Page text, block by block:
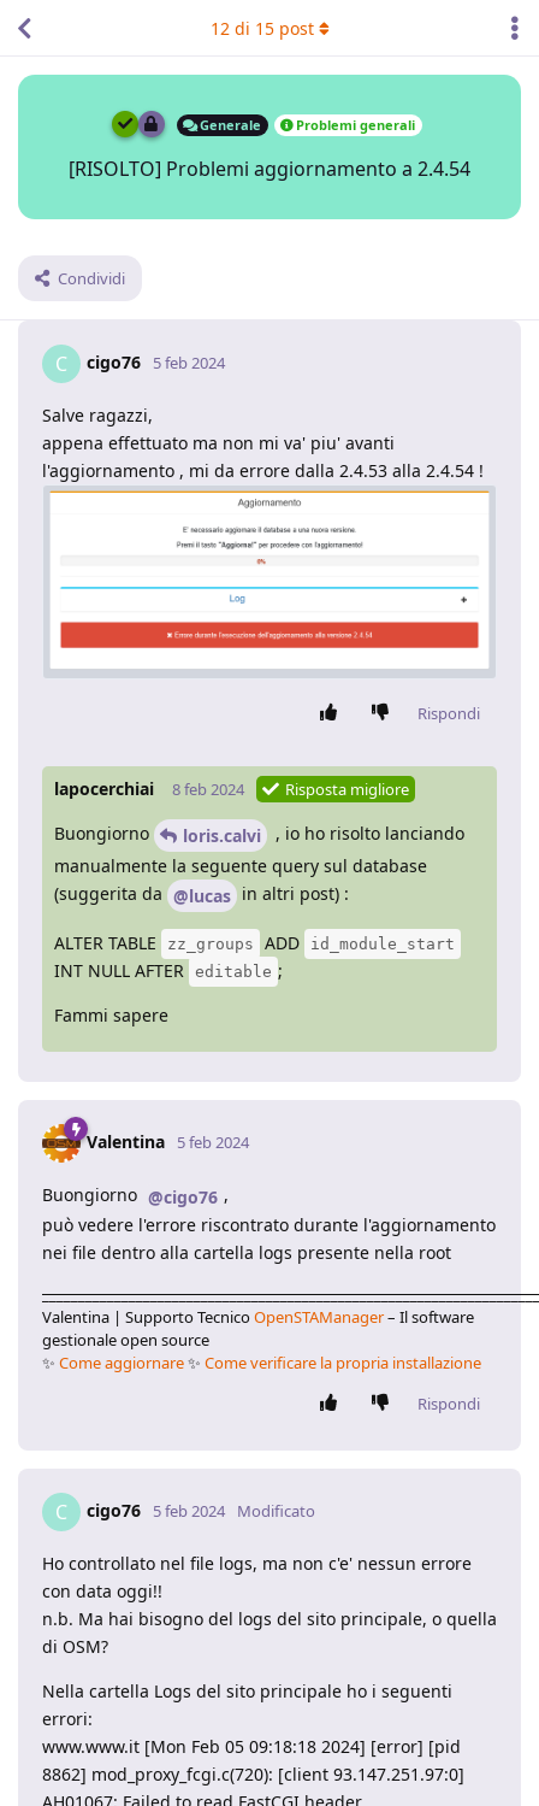
Generale Problemi generali
[RISOLTO] Problemi aggiornamento a 2.4.54
Condividi
12di 15post
C cigo76 5 feb 2024
Salve ragazzi,
appena effettuato ma non mi va' piu' avanti
l'aggiornamento , mi da errore dalla 2.4.53 alla 2.4.54 !
Rispondi
lapocerchiai 8 feb 2024 Risposta migliore
Buongiorno loris.calvi
, io ho risolto lanciando
manualmente la seguente query sul database
(suggerita da @lucas in altri post) :
ALTER TABLE zz_groups ADD id_module_start
INT NULL AFTER editable ;
Fammi sapere
Valentina 5 feb 2024
Buongiorno @cigo76 ,
può vedere l'errore riscontrato durante l'aggiornamento
nei file dentro alla cartella logs presente nella root
Valentina | Supporto TecnicoOpenSTAManager– Il software
gestionale open source
✨ Come aggiornare✨ Come verificare la propria installazione
Rispondi
C cigo76 5 feb 2024 Modificato
Ho controllato nel file logs, ma non c'e' nessun errore
con data oggi!!
n.b. Ma hai bisogno del logs del sito principale, o quella
di OSM?
Nella cartella Logs del sito principale ho i seguenti
errori:
www.www.it [Mon Feb 05 09:18:18 2024] [error] [pid
8862] mod_proxy_fcgi.c(720): [client 93.147.251.97:0]